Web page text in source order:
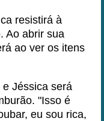
resistirá à
Ao abrir sua
ao ver os itens
Jéssica será
"Isso é
eu sou rica,